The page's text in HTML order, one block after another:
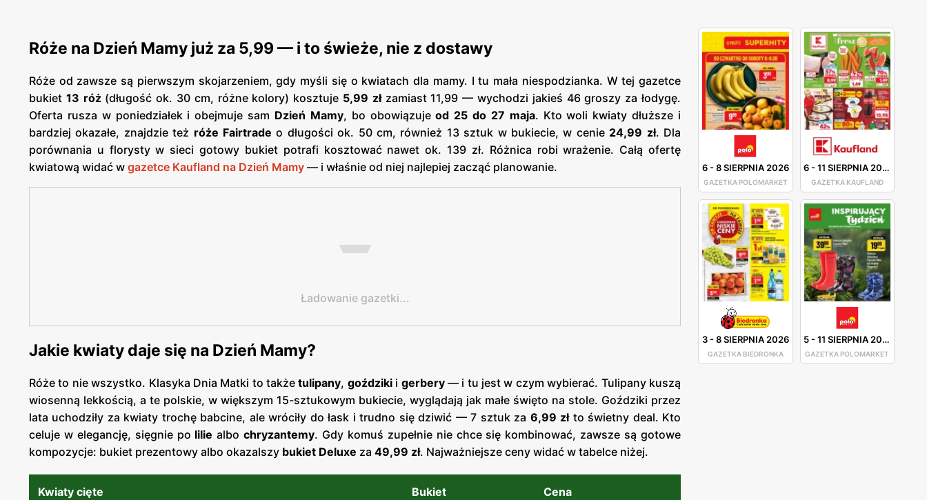
6-8 SIERPNIA 2026
GAZETKA POLOMARKET
6-11 SIERPNIA 2026
GAZETKA KAUFLAND
3-8 SIERPNIA 2026
GAZETKA BIEDRONKA
5-11 SIERPNIA 2026
GAZETKA POLOMARKET
Róże na Dzień Mamy już za 5,99 — i to świeże, nie z dostawy
Róże od zawsze są pierwszym skojarzeniem, gdy myśli się o kwiatach dla mamy. I tu mała niespodzianka. W tej gazetce
bukiet 13 róż(długość ok. 30 cm, różne kolory) kosztuje 5,99 złzamiast 11,99 — wychodzi jakieś 46 groszy za łodygę.
Oferta rusza w poniedziałek i obejmuje sam Dzień Mamy, bo obowiązujeod 25 do 27 maja. Kto woli kwiaty dłuższe i
bardziej okazałe, znajdzie też róże Fairtrade o długości ok. 50 cm, również 13 sztuk w bukiecie, w cenie 24,99 zł. Dla
porównania u florysty w sieci gotowy bukiet potrafi kosztować nawet ok. 139 zł. Różnica robi wrażenie. Całą ofertę
kwiatową widać w gazetce Kaufland na Dzień Mamy — i właśnie od niej najlepiej zacząć planowanie.
Ładowanie gazetki...
Jakie kwiaty daje się na Dzień Mamy?
Róże to nie wszystko. Klasyka Dnia Matki to takżetulipany, goździkii gerbery— i tu jest w czym wybierać. Tulipany kuszą
wiosenną lekkością, a te polskie, w większym 15-sztukowym bukiecie, wyglądają jak małe święto na stole. Goździki przez
lata uchodziły za kwiaty trochę babcine, ale wróciły do łask i trudno się dziwić — 7 sztuk za 6,99 złto świetny deal. Kto
celuje w elegancję, sięgnie po lilie albochryzantemy. Gdy komuś zupełnie nie chce się kombinować, zawsze są gotowe
kompozycje: bukiet prezentowy albo okazalszy bukiet Deluxe za 49,99 zł. Najważniejsze ceny widać w tabelce niżej.
Kwiaty cięte Bukiet Cena